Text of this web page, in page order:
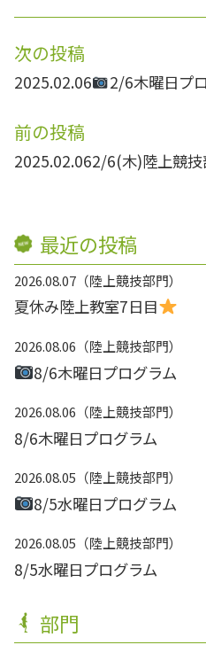
次の投稿
2025.02.06 2/6木曜日プ
前の投稿
2025.02.062/6(木)陸上競技
最近の投稿
2026.08.07 陸上競技部門
夏休み陸上教室7日目
2026.08.06 陸上競技部門
8/6木曜日プログラム
2026.08.06 陸上競技部門
8/6木曜日プログラム
2026.08.05 陸上競技部門
8/5水曜日プログラム
2026.08.05 陸上競技部門
8/5水曜日プログラム
部門